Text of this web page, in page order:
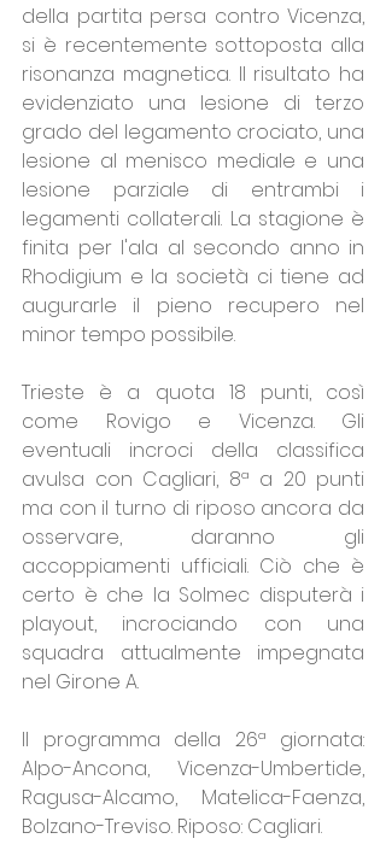
della partita persa contro Vicenza,
si è recentemente sottoposta alla
risonanza magnetica. Il risultato ha
evidenziato una lesione di terzo
grado del legamento crociato, una
lesione al menisco mediale e una
lesione parziale di entrambi i
legamenti collaterali. La stagione è
finita per l'ala al secondo anno in
Rhodigium e la società ci tiene ad
augurarle il pieno recupero nel
minor tempo possibile.
Trieste è a quota 18 punti, così
come Rovigo e Vicenza. Gli
eventuali incroci della classifica
avulsa con Cagliari, 8ª a 20 punti
ma con il turno di riposo ancora da
osservare, daranno gli
accoppiamenti ufficiali. Ciò che è
certo è che la Solmec disputerà i
playout, incrociando con una
squadra attualmente impegnata
nel Girone A.
Il programma della 26ª giornata:
Alpo-Ancona, Vicenza-Umbertide,
Ragusa-Alcamo, Matelica-Faenza,
Bolzano-Treviso. Riposo: Cagliari.